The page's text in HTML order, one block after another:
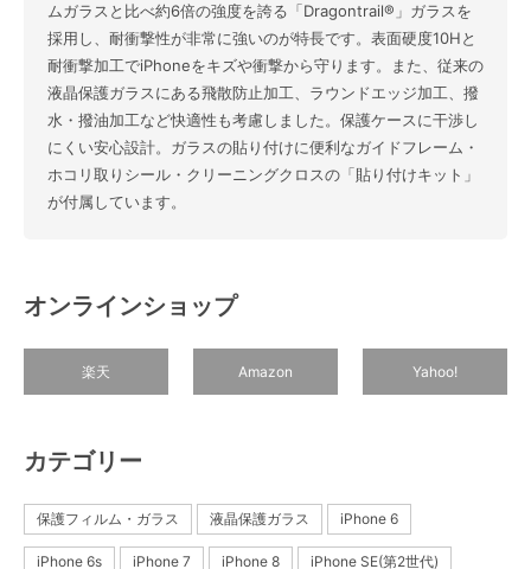
ムガラスと比べ約6倍の強度を誇る「Dragontrail®」ガラスを
採用し、耐衝撃性が非常に強いのが特長です。表面硬度10Hと
耐衝撃加工でiPhoneをキズや衝撃から守ります。また、従来の
液晶保護ガラスにある飛散防止加工、ラウンドエッジ加工、撥
水・撥油加工など快適性も考慮しました。保護ケースに干渉し
にくい安心設計。ガラスの貼り付けに便利なガイドフレーム・
ホコリ取りシール・クリーニングクロスの「貼り付けキット」
が付属しています。
オンラインショップ
楽天 Amazon Yahoo!
カテゴリー
保護フィルム・ガラス 液晶保護ガラス iPhone 6
iPhone 6s iPhone 7 iPhone 8 iPhone SE(第2世代)